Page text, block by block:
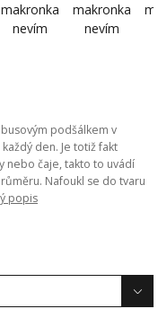
podšálkem v
den. Je totiž fakt
nebo čaje, takto to uvádí
Nafoukl se do tvaru
popis